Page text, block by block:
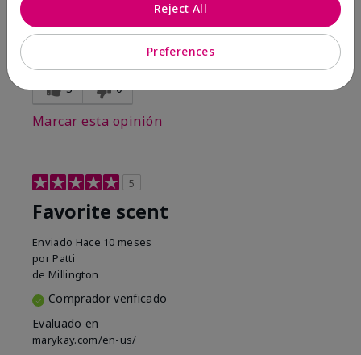
Sí, recomendaría a un amigo
¿Le ha resultado útil esta
3 0
Marcar esta opinión
5
Favorite scent
Enviado Hace 10 meses
por Patti
de Millington
Comprador verificado
Evaluado en
marykay.com/en-us/
Preferences
Reject All